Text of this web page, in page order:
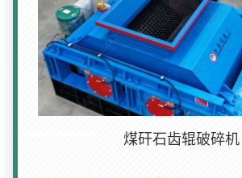
煤矸石齿辊破碎机